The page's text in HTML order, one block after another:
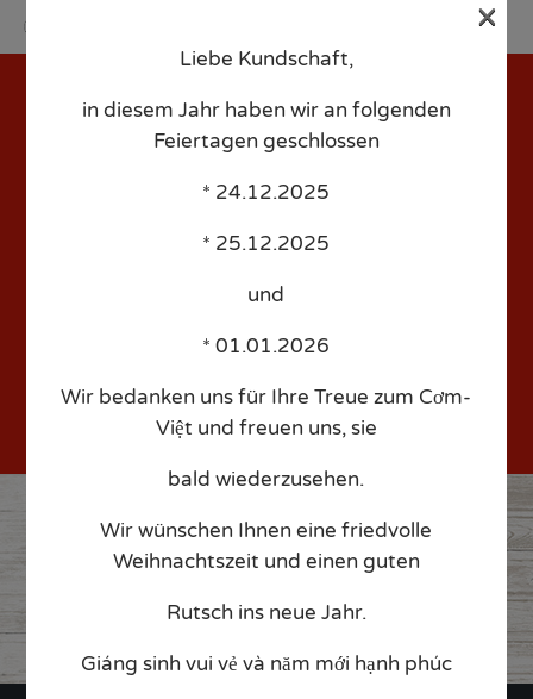
aas – Date: 2017/10/19 –
Time: 1:00am – People: 1
web2283326312. October 2017
Liebe Kundschaft,
in diesem Jahr haben wir an folgenden
Feiertagen geschlossen
* 24.12.2025
* 25.12.2025
und
* 01.01.2026
Wir bedanken uns für Ihre Treue zum Cơm-
Việt und freuen uns, sie
bald wiederzusehen.
Wir wünschen Ihnen eine friedvolle
Weihnachtszeit und einen guten
Rutsch ins neue Jahr.
Giáng sinh vui vẻ và năm mới hạnh phúc
×